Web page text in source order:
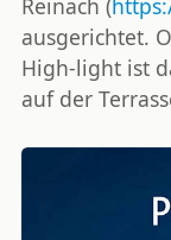
ausgerichtet.
High-light ist
auf der